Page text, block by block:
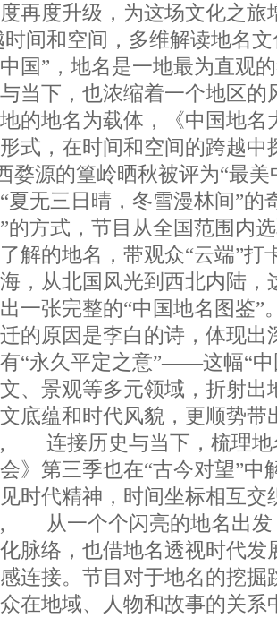
再度升级，为这场文化之旅
和空间，多维解读地名
国”，地名是一地最为直观
当下，也浓缩着一个地区的
的地名为载体，《中国地名
式，在时间和空间的跨越中
源的篁岭晒秋被评为“最美
夏无三日晴，冬雪漫林间”
的方式，节目从全国范围内
解的地名，带观众“云端”打
，从北国风光到西北内陆，
一张完整的“中国地名图
的原因是李白的诗，体现出
“永久平定之意”——这幅“中
、景观等多元领域，折射出
底蕴和时代风貌，更顺势带
, 连接历史与当下，梳理地
会》第三季也在“古今对望”
时代精神，时间坐标相互交
, 从一个个闪亮的地名出发
脉络，也借地名透视时代发
连接。节目对于地名的挖掘
在地域、人物和故事的关系